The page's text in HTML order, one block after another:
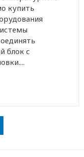
купить
блок с